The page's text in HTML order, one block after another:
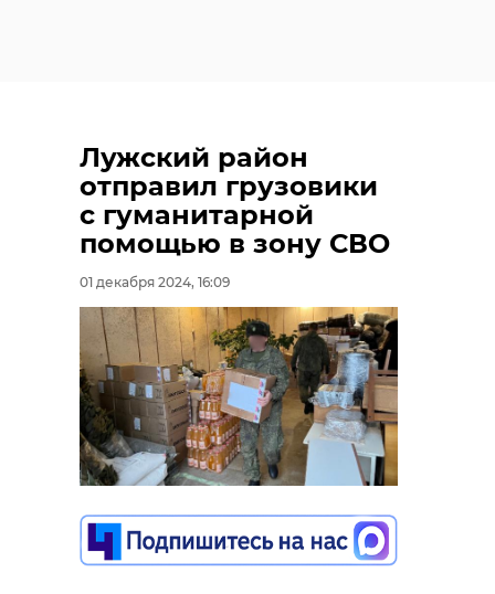
Лужский район
отправил грузовики
с гуманитарной
помощью в зону СВО
01 декабря 2024, 16:09